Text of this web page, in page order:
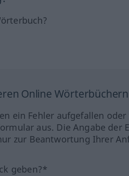
Online
ein Fehler aufgefallen
aus. Die Angabe
zur Beantwortung Ihrer
geben?*